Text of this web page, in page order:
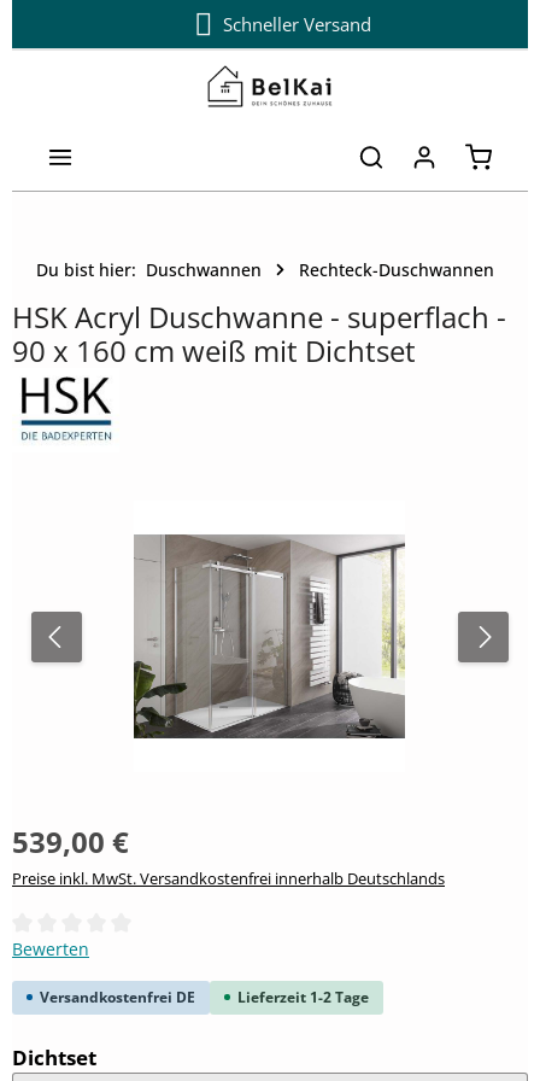
Zum Hauptinhalt springenSchneller Versand
14 Tage kostenloser Umtausch
Du bist hier: Duschwannen Rechteck-Duschwannen
HSK Acryl Duschwanne - superflach -
90 x 160 cm weiß mit Dichtset
539,00 €
Preise inkl. MwSt. Versandkostenfrei innerhalb Deutschlands
Durchschnittliche Bewertung von 0 von 5 Sternen
Bewerten
Versandkostenfrei DE Lieferzeit 1-2 Tage
Dichtsetauswählen